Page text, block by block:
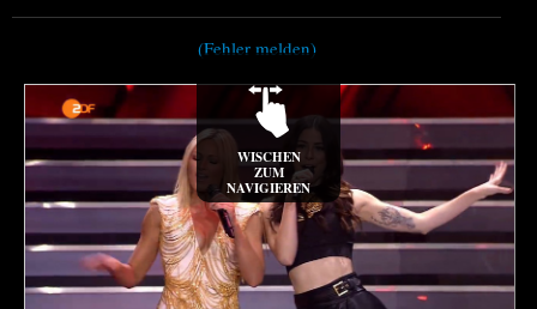
(Fehler melden)
WISCHEN
ZUM
NAVIGIEREN